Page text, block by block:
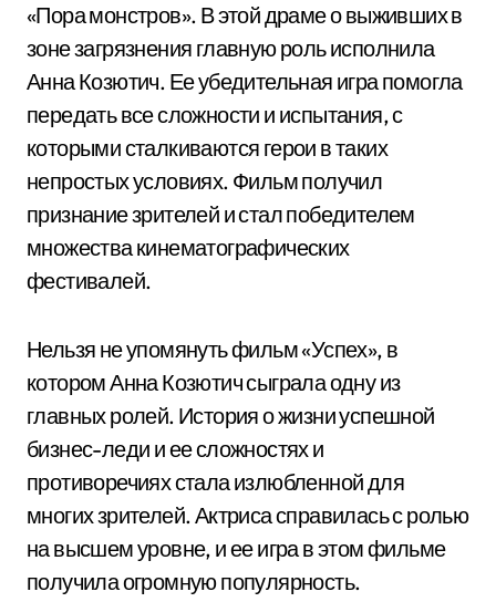
«Пора монстров». В этой драме о выживших в
зоне загрязнения главную роль исполнила
Анна Козютич. Ее убедительная игра помогла
передать все сложности и испытания, с
которыми сталкиваются герои в таких
непростых условиях. Фильм получил
признание зрителей и стал победителем
множества кинематографических
фестивалей.
Нельзя не упомянуть фильм «Успех», в
котором Анна Козютич сыграла одну из
главных ролей. История о жизни успешной
бизнес-леди и ее сложностях и
противоречиях стала излюбленной для
многих зрителей. Актриса справилась с ролью
на высшем уровне, и ее игра в этом фильме
получила огромную популярность.